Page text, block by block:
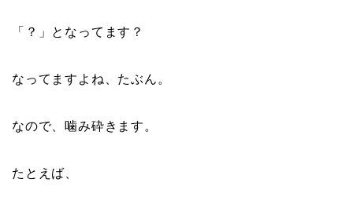
「？」となってます？
なってますよね、たぶん。
なので、噛み砕きます。
たとえば、